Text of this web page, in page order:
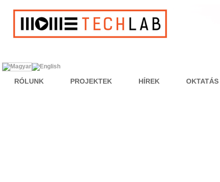
RÓLUNK PROJEKTEK HÍREK OKTATÁS